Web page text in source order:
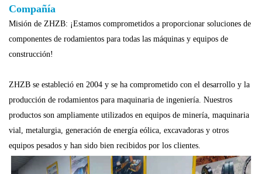
Compañía
Misión de ZHZB: ¡Estamos comprometidos a proporcionar soluciones de
componentes de rodamientos para todas las máquinas y equipos de
construcción!
ZHZB se estableció en 2004 y se ha comprometido con el desarrollo y la
producción de rodamientos para maquinaria de ingeniería. Nuestros
productos son ampliamente utilizados en equipos de minería, maquinaria
vial, metalurgia, generación de energía eólica, excavadoras y otros
equipos pesados ​​y han sido bien recibidos por los clientes.